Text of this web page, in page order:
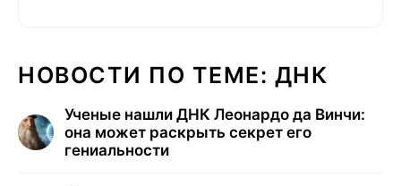
НОВОСТИ ПО ТЕМЕ: ДНК
Ученые нашли ДНК Леонардо да Винчи:
она может раскрыть секрет его
гениальности